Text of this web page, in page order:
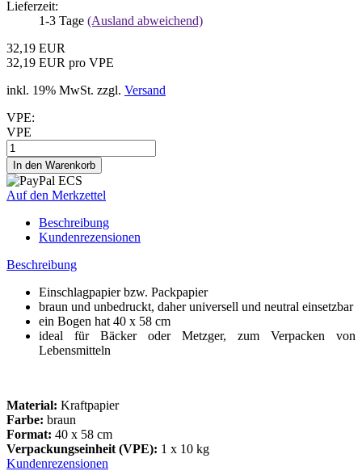
Lieferzeit:
1-3 Tage (Ausland abweichend)
32,19 EUR
32,19 EUR pro VPE
inkl. 19% MwSt. zzgl. Versand
VPE:
VPE
Auf den Merkzettel
Beschreibung
Kundenrezensionen
Beschreibung
Einschlagpapier bzw. Packpapier
braun und unbedruckt, daher universell und neutral einsetzbar
ein Bogen hat 40 x 58 cm
ideal für Bäcker oder Metzger, zum Verpacken von
Lebensmitteln
Material: Kraftpapier
Farbe: braun
Format: 40 x 58 cm
Verpackungseinheit (VPE): 1 x 10 kg
Kundenrezensionen